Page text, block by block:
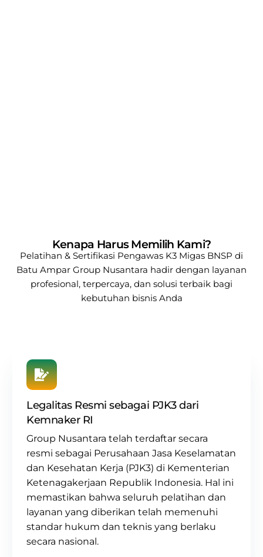
Kenapa Harus Memilih Kami?
Pelatihan & Sertifikasi Pengawas K3 Migas BNSP di
Batu Ampar Group Nusantara hadir dengan layanan
profesional, terpercaya, dan solusi terbaik bagi
kebutuhan bisnis Anda
Legalitas Resmi sebagai PJK3 dari
Kemnaker RI
Group Nusantara telah terdaftar secara
resmi sebagai Perusahaan Jasa Keselamatan
dan Kesehatan Kerja (PJK3) di Kementerian
Ketenagakerjaan Republik Indonesia. Hal ini
memastikan bahwa seluruh pelatihan dan
layanan yang diberikan telah memenuhi
standar hukum dan teknis yang berlaku
secara nasional.